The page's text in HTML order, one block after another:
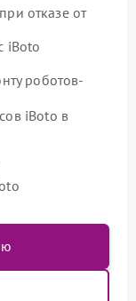
отказе от
iBoto
роботов-
iBoto в